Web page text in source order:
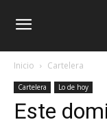
Inicio Cartelera
Cartelera Lo de hoy
Este